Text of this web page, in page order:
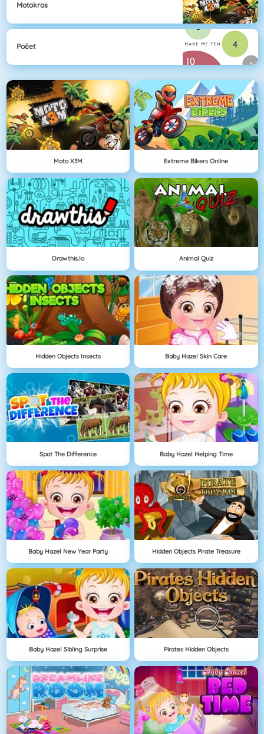
Motokros
Počet
Moto X3M Extreme Bikers Online
Drawthis.io Animal Quiz
Hidden Objects Insects Baby Hazel Skin Care
Spot The Difference Baby Hazel Helping Time
Baby Hazel New Year Party Hidden Objects Pirate Treasure
Baby Hazel Sibling Surprise Pirates Hidden Objects